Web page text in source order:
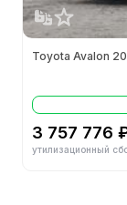
Способ
Тип кузова
Toyota Avalon
3 757 776
утилизационный